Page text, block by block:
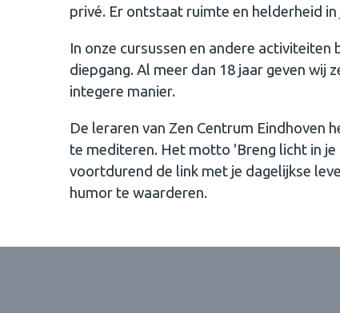
privé. Er ontstaat ruimte en helderheid
In onze cursussen en andere activiteiten
diepgang. Al meer dan 18 jaar geven wij
integere manier.
De leraren van Zen Centrum Eindhoven
te mediteren. Het motto 'Breng licht in
voortdurend de link met je dagelijkse
humor te waarderen.